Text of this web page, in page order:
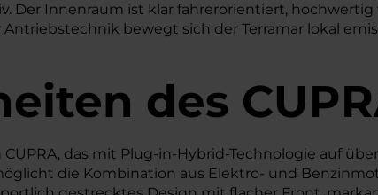
Der Innenraum ist klar fahrerorientiert,
bewegt sich der Terramar lokal
des
CUPRA, das mit Plug-in-Hybrid-Technologie auf
die Kombination aus Elektro- und